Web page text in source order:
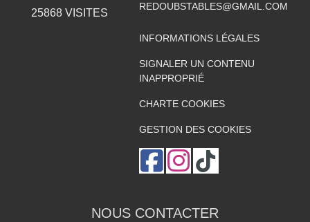
25868VISITES
REDOUBSTABLES@GMAIL.COM
INFORMATIONS LÉGALES
SIGNALER UN CONTENU
INAPPROPRIÉ
CHARTE COOKIES
GESTION DES COOKIES
NOUS CONTACTER